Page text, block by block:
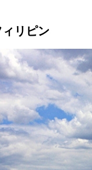
ィリピン